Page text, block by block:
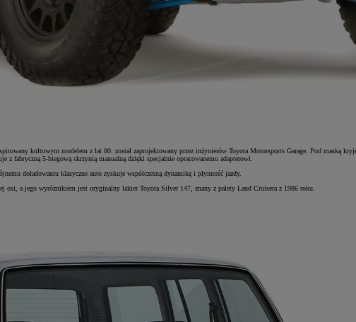
kultowym modelem z lat 80. został zaprojektowany przez inżynierów Toyota Motorsports Garage. Pod
fabryczną 5-biegową skrzynią manualną dzięki specjalnie opracowanemu adapterowi.
doładowaniu klasyczne auto zyskuje współczesną dynamikę i płynność jazdy.
osi, a jego wyróżnikiem jest oryginalny lakier Toyota Silver 147, znany z palety Land Cruisera z 1986 roku.